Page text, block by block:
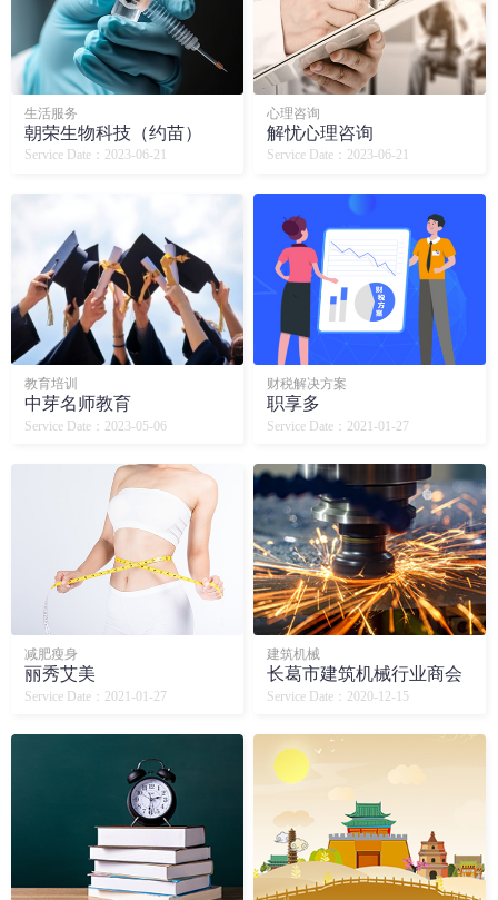
生活服务
朝荣生物科技（约苗）
Service Date：2023-06-21
心理咨询
解忧心理咨询
Service Date：2023-06-21
教育培训
中芽名师教育
Service Date：2023-05-06
财税解决方案
职享多
Service Date：2021-01-27
减肥瘦身
丽秀艾美
Service Date：2021-01-27
建筑机械
长葛市建筑机械行业商会
Service Date：2020-12-15